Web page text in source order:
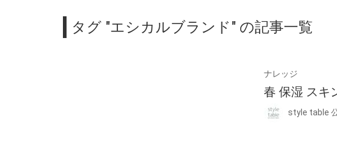
タグ "エシカルブランド" の記事一覧
ナレッジ
春 保湿 スキ
style table